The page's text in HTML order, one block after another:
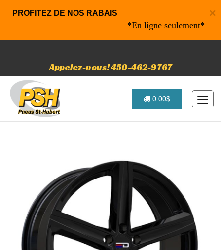
×
PROFITEZ DE NOS RABAIS
*En ligne seulement* 10%
Appelez-nous! 450-462-9767
0.00$